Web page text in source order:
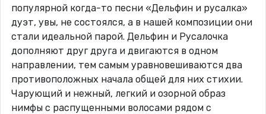
популярной когда-то песни «Дельфин и русалка»
дуэт, увы, не состоялся, а в нашей композиции они
стали идеальной парой. Дельфин и Русалочка
дополняют друг друга и двигаются в одном
направлении, тем самым уравновешиваются два
противоположных начала общей для них стихии.
Чарующий и нежный, легкий и озорной образ
нимфы с распущенными волосами рядом с